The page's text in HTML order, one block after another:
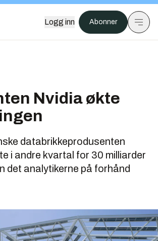
Logg inn Abonner
Nvidia økte
databrikkeprodusenten
i andre kvartal for 30 milliarder
det analytikerne på forhånd